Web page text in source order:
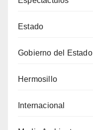
Estado
Gobierno del Estado
Hermosillo
Internacional